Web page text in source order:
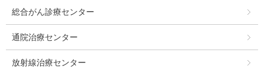
総合がん診療センター
通院治療センター
放射線治療センター